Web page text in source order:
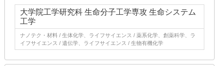
大学院工学研究科 生命分子工学専攻 生命システム
工学
ナノテク・材料 / 生体化学、ライフサイエンス / 薬系化学、創薬科学、ラ
イフサイエンス / 遺伝学、ライフサイエンス / 生物有機化学